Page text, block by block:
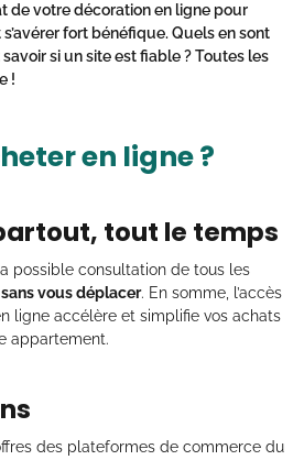
de votre décoration en ligne pour
fort bénéfique. Quels en sont
si un site est fiable ? Toutes les
!
en ligne ?
tout le temps
possible consultation de tous les
vous déplacer. En somme, l’accès
ligne accélère et simplifie vos achats
appartement.
des plateformes de commerce du